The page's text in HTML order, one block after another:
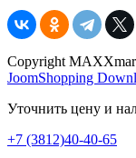
Copyright
JoomShopping
Уточнить цену и
+7 (3812)40-40-65